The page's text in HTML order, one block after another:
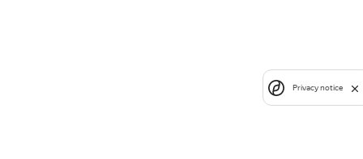
Privacy notice